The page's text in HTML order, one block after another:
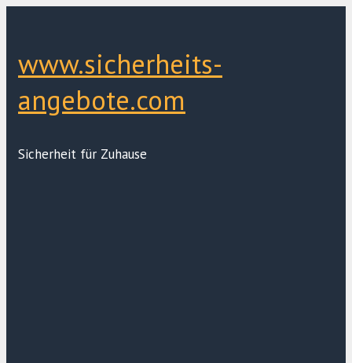
www.sicherheits-
angebote.com
Sicherheit für Zuhause